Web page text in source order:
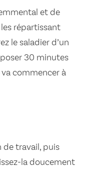
et de
répartissant
le saladier d’un
30 minutes
commencer à
de travail, puis
la doucement